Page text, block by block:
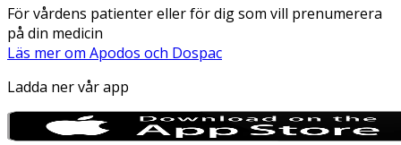
För vårdens patienter eller för dig som vill prenumerera
på din medicin
Läs mer om Apodos och Dospac
Ladda ner vår app